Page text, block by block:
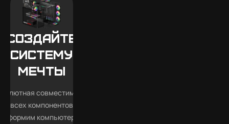
Создайте
систему
мечты
совместимость
всех компонентов
Оформим компьютер в